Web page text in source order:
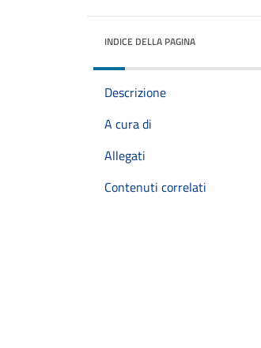
INDICE DELLA PAGINA
Descrizione
A cura di
Allegati
Contenuti correlati